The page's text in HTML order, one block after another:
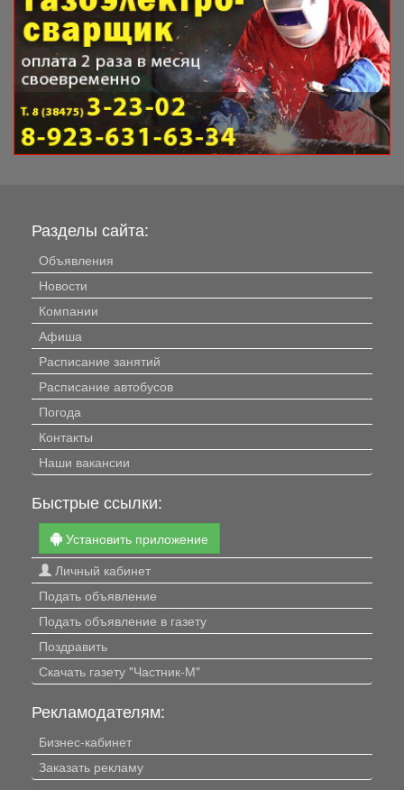
Разделы сайта:
Объявления
Новости
Компании
Афиша
Расписание занятий
Расписание автобусов
Погода
Контакты
Наши вакансии
Быстрые ссылки:
Установить приложение
Личный кабинет
Подать объявление
Подать объявление в газету
Поздравить
Скачать газету "Частник-М"
Рекламодателям:
Бизнес-кабинет
Заказать рекламу